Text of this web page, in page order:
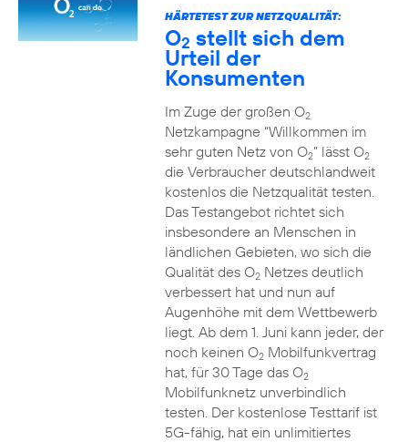
HÄRTETEST ZUR NETZQUALITÄT:
O2 stellt sich dem
Urteil der
Konsumenten
Im Zuge der großen O2
Netzkampagne “Willkommen im
sehr guten Netz von O2” lässt O2
die Verbraucher deutschlandweit
kostenlos die Netzqualität testen.
Das Testangebot richtet sich
insbesondere an Menschen in
ländlichen Gebieten, wo sich die
Qualität des O2Netzes deutlich
verbessert hat und nun auf
Augenhöhe mit dem Wettbewerb
liegt. Ab dem 1. Juni kann jeder, der
noch keinen O2Mobilfunkvertrag
hat, für 30 Tage das O2
Mobilfunknetz unverbindlich
testen. Der kostenlose Testtarif ist
5G-fähig, hat ein unlimitiertes